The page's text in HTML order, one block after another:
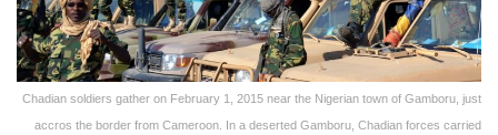
Chadian soldiers gather on February 1, 2015 near the Nigerian town of Gamboru, just
accros the border from Cameroon. In a deserted Gamboru, Chadian forces carried